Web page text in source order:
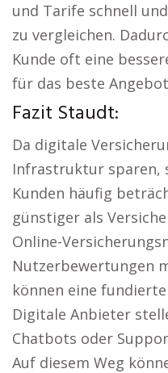
und Tarife schnell
zu vergleichen.
Kunde oft eine
für das beste
Fazit Staudt:
Da digitale
Infrastruktur sparen,
Kunden häufig
günstiger als
Online-
Nutzerbewertungen
können eine
Digitale Anbieter
Chatbots oder
Auf diesem Weg